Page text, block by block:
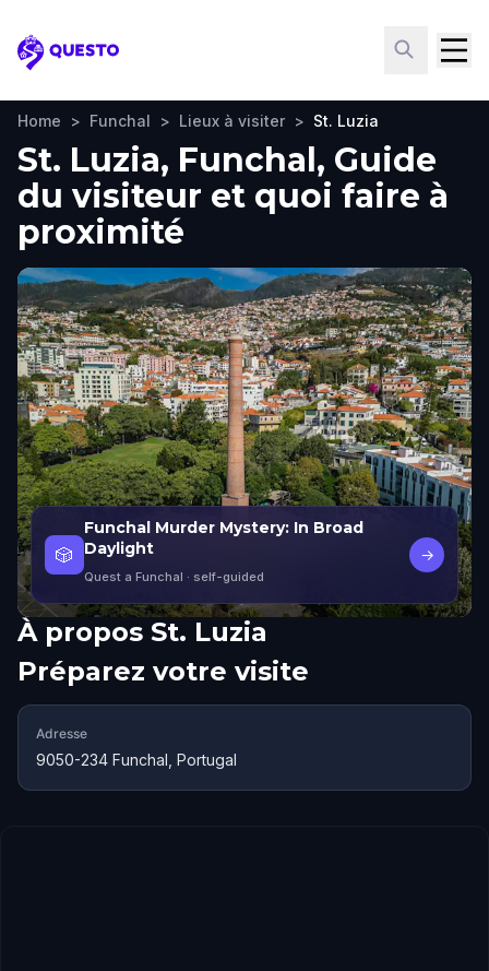
Questo
Home > Funchal > Lieux à visiter > St. Luzia
St. Luzia, Funchal, Guide
du visiteur et quoi faire à
proximité
🎲
Funchal Murder Mystery: In Broad
Daylight
Quest a Funchal · self-guided
→
À propos St. Luzia
Préparez votre visite
Adresse
9050-234 Funchal, Portugal